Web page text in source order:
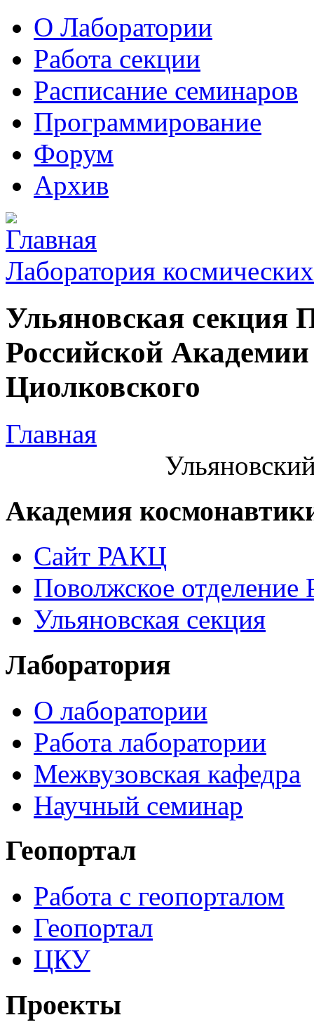
О Лаборатории
Работа секции
Расписание семинаров
Программирование
Форум
Архив
Лаборатория
Ульяновская секция
Российской
Циолковского
Главная
Академия
Сайт РАКЦ
Поволжское
Ульяновская секция
Лаборатория
О лаборатории
Работа лаборатории
Межвузовская кафедра
Научный семинар
Геопортал
Работа с геопорталом
Геопортал
ЦКУ
Проекты